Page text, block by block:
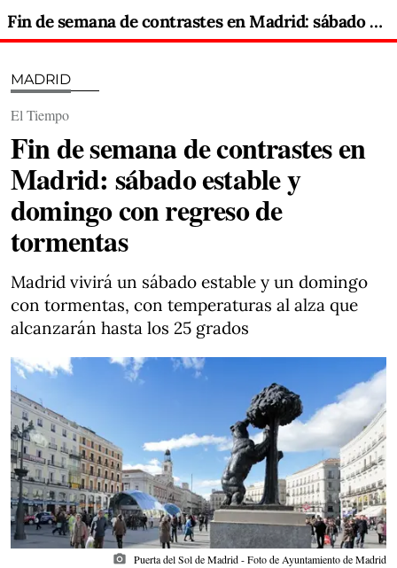
Fin de semana de contrastes en Madrid: sábado estable y domingo con regreso de tormentas
MADRID
El Tiempo
Fin de semana de contrastes en
Madrid: sábado estable y
domingo con regreso de
tormentas
Madrid vivirá un sábado estable y un domingo
con tormentas, con temperaturas al alza que
alcanzarán hasta los 25 grados
photo_camera Puerta del Sol de Madrid - Foto de Ayuntamiento de Madrid